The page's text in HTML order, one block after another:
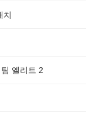
치
엘리트 2